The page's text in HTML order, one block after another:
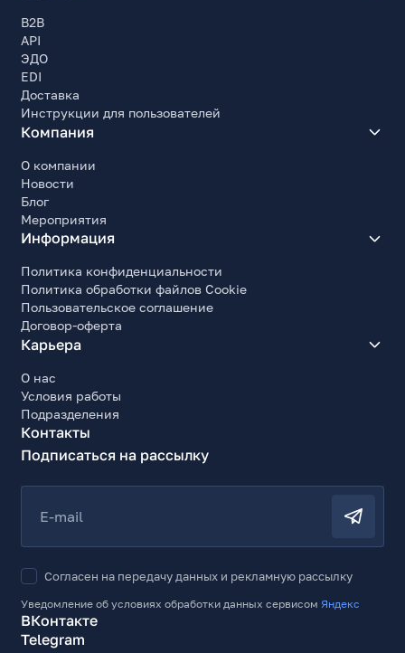
B2B
API
ЭДО
EDI
Доставка
Инструкции для пользователей
Компания
О компании
Новости
Блог
Мероприятия
Информация
Политика конфиденциальности
Политика обработки файлов Cookie
Пользовательское соглашение
Договор-оферта
Карьера
О нас
Условия работы
Подразделения
Контакты
Подписаться на рассылку
E-mail
Согласен на передачу данных и рекламную рассылку
Уведомление об условиях обработки данных сервисом Яндекс
ВКонтакте
Telegram